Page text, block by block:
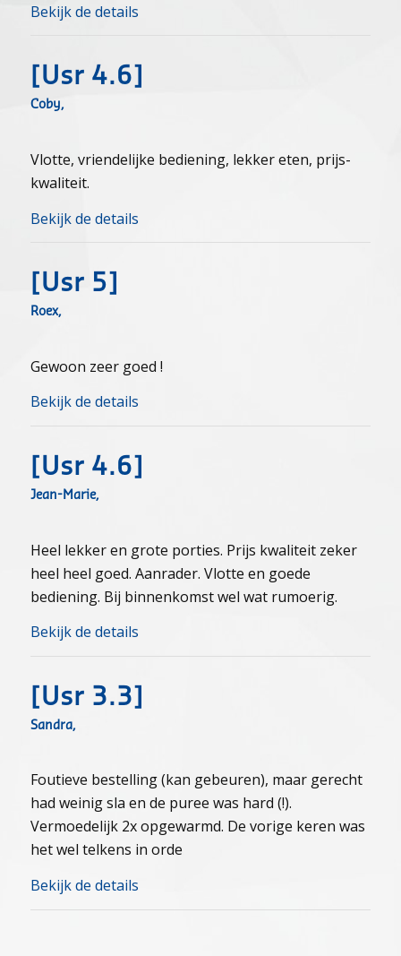
Bekijk de details
[usr 4.6]
Coby,
Vlotte, vriendelijke bediening, lekker eten, prijs-
kwaliteit.
Bekijk de details
[usr 5]
Roex,
Gewoon zeer goed !
Bekijk de details
[usr 4.6]
Jean-Marie,
Heel lekker en grote porties. Prijs kwaliteit zeker
heel heel goed. Aanrader. Vlotte en goede
bediening. Bij binnenkomst wel wat rumoerig.
Bekijk de details
[usr 3.3]
Sandra,
Foutieve bestelling (kan gebeuren), maar gerecht
had weinig sla en de puree was hard (!).
Vermoedelijk 2x opgewarmd. De vorige keren was
het wel telkens in orde
Bekijk de details